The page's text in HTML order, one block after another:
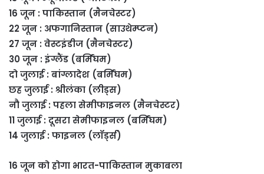
16 जून : पाकिस्तान (मैनचेस्टर)
22 जून : अफगानिस्तान (साउथेम्प्टन)
27 जून : वेस्टइंडीज (मैनचेस्टर)
30 जून : इंग्लैंड (बर्मिंघम)
दो जुलाई : बांग्लादेश (बर्मिंघम)
छह जुलाई : श्रीलंका (लीड्स)
नौ जुलाई : पहला सेमीफाइनल (मैनचेस्टर)
11 जुलाई : दूसरा सेमीफाइनल (बर्मिंघम)
14 जुलाई : फाइनल (लॉर्ड्स)
16 जून को होगा भारत-पाकिस्तान मुकाबला